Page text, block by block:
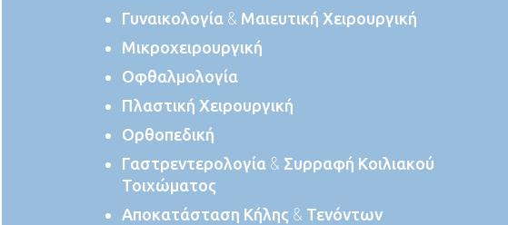
Γυναικολογία & Μαιευτική Χειρουργική
Μικροχειρουργική
Οφθαλμολογία
Πλαστική Χειρουργική
Ορθοπεδική
Γαστρεντερολογία & Συρραφή Κοιλιακού
Τοιχώματος
Αποκατάσταση Κήλης & Τενόντων